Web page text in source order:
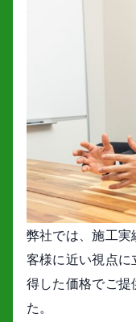
弊社では、施工
客様に近い視点
得した価格でご
た。